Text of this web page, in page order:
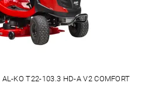
KO T22-103.3 HD-A V2 COMFORT